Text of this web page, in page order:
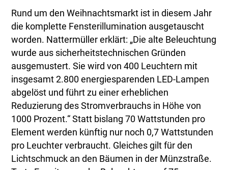
Rund um den Weihnachtsmarkt ist in diesem Jahr
die komplette Fensterillumination ausgetauscht
worden. Nattermüller erklärt: „Die alte Beleuchtung
wurde aus sicherheitstechnischen Gründen
ausgemustert. Sie wird von 400 Leuchtern mit
insgesamt 2.800 energiesparenden LED-Lampen
abgelöst und führt zu einer erheblichen
Reduzierung des Stromverbrauchs in Höhe von
1000 Prozent.“ Statt bislang 70 Wattstunden pro
Element werden künftig nur noch 0,7 Wattstunden
pro Leuchter verbraucht. Gleiches gilt für den
Lichtschmuck an den Bäumen in der Münzstraße.